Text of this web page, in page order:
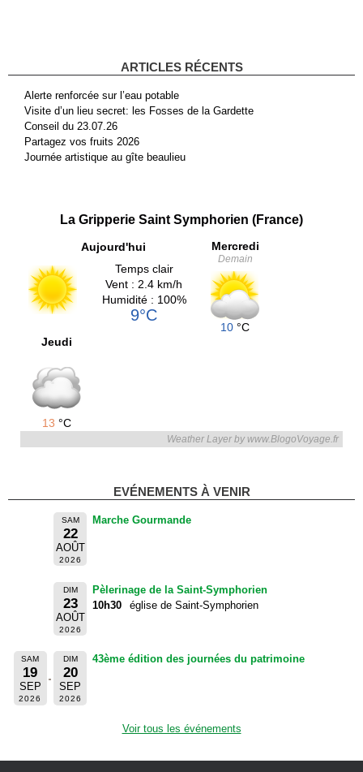
ARTICLES RÉCENTS
Alerte renforcée sur l’eau potable
Visite d’un lieu secret: les Fosses de la Gardette
Conseil du 23.07.26
Partagez vos fruits 2026
Journée artistique au gîte beaulieu
La Gripperie Saint Symphorien (France)
Aujourd'hui
Temps clair
Vent : 2.4 km/h
Humidité : 100%
9°C
Mercredi
Demain
10 °C
Jeudi
13 °C
Weather Layer by www.BlogoVoyage.fr
EVÉNEMENTS À VENIR
SAM
22
AOÛT
2026
Marche Gourmande
DIM
23
AOÛT
2026
Pèlerinage de la Saint-Symphorien
10h30
église de Saint-Symphorien
SAM
19
SEP
2026
DIM
20
SEP
2026
43ème édition des journées du patrimoine
Voir tous les événements